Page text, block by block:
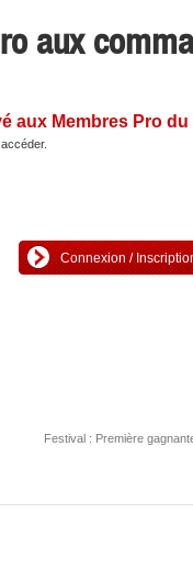
aux
aux Membres Pro du
Connexion /
Festival : Première